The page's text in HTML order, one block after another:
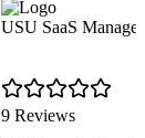
USU SaaS
9 Reviews